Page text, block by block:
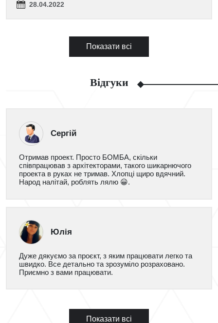
28.04.2022
Показати всі
Відгуки
Сергій
Отримав проект. Просто БОМБА, скільки
співпрацював з архітекторами, такого шикарнючого
проекта в руках не тримав. Хлопці щиро вдячний.
Народ налітай, роблять лялю 😀.
Юлія
Дуже дякуємо за проєкт, з яким працювати легко та
швидко. Все детально та зрозуміло розраховано.
Приємно з вами працювати.
Показати всі